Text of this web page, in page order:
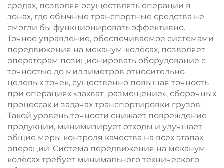
средах, позволяя осуществлять операции в
зонах, где обычные транспортные средства не
смогли бы функционировать эффективно.
Точное управление, обеспечиваемое системами
передвижения на меканум-колёсах, позволяет
операторам позиционировать оборудование с
точностью до миллиметров относительно
целевых точек, существенно повышая точность
при операциях «захват–размещение», сборочных
процессах и задачах транспортировки грузов.
Такой уровень точности снижает повреждение
продукции, минимизирует отходы и улучшает
общие меры контроля качества на всех этапах
операции. Система передвижения на меканум-
колёсах требует минимального технического